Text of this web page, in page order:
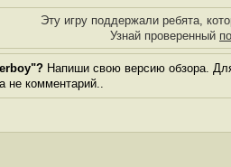
Эту игру поддержали ребята,
Узнай проверенный
Напиши свою версию обзора.
не комментарий..